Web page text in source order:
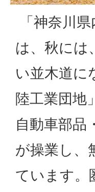
「神奈川
は、秋には
い並木道に
陸工業団地
自動車部品
が操業し、
ています。